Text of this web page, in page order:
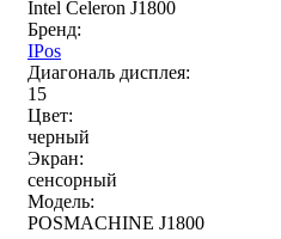
Intel Celeron J1800
Бренд:
IPos
Диагональ дисплея:
15
Цвет:
черный
Экран:
сенсорный
Модель:
POSMACHINE J1800